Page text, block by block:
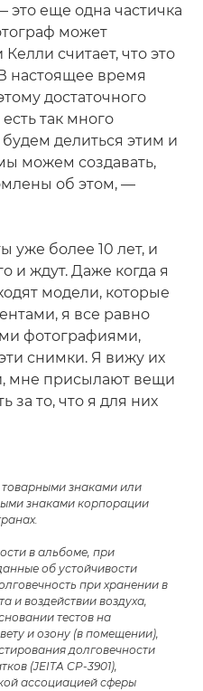
еще одна частичка
может
считает, что это
настоящее время
достаточного
так много
делиться этим и
можем создавать,
об этом, —
уже более 10 лет, и
и ждут. Даже когда я
модели, которые
я все равно
фотографиями,
снимки. Я вижу их
мне присылают вещи
за то, что я для них
знаками или
знаками корпорации
в альбоме, при
об устойчивости
при хранении в
и воздействии воздуха,
тестов на
и озону (в помещении),
долговечности
(JEITA CP-3901),
ассоциацией сферы